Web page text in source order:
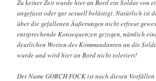
Zu keiner Zeit wurde hier an Bord ein Soldat von
angefasst oder gar sexuell belästigt. Natürlich ist
über die gefallenen Äußerungen nicht erfreut
entsprechende Konsequenzen gezogen, nämlich
deutlichen Worten des Kommandanten an die
wurde und wird hier an Bord nicht toleriert!
Der Name GORCH FOCK ist nach diesen